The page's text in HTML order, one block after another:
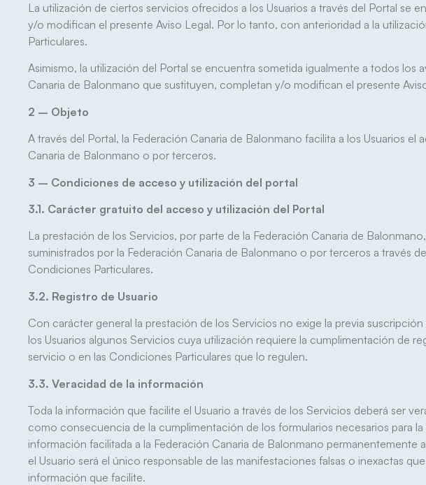
La utilización de ciertos servicios ofrecidos a los Usuarios a través del Portal
y/o modifican el presente Aviso Legal. Por lo tanto, con anterioridad a la
Particulares.
Asimismo, la utilización del Portal se encuentra sometida igualmente a todos
Canaria de Balonmano que sustituyen, completan y/o modifican el presente
2 – Objeto
A través del Portal, la Federación Canaria de Balonmano facilita a los Usuarios
Canaria de Balonmano o por terceros.
3 – Condiciones de acceso y utilización del portal
3.1. Carácter gratuito del acceso y utilización del Portal
La prestación de los Servicios, por parte de la Federación Canaria de
suministrados por la Federación Canaria de Balonmano o por terceros a través
Condiciones Particulares.
3.2. Registro de Usuario
Con carácter general la prestación de los Servicios no exige la previa
los Usuarios algunos Servicios cuya utilización requiere la cumplimentación de
servicio o en las Condiciones Particulares que lo regulen.
3.3. Veracidad de la información
Toda la información que facilite el Usuario a través de los Servicios deberá ser
como consecuencia de la cumplimentación de los formularios necesarios para
información facilitada a la Federación Canaria de Balonmano
el Usuario será el único responsable de las manifestaciones falsas o inexactas
información que facilite.